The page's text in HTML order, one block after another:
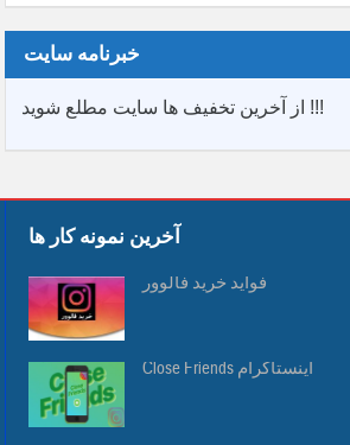
خبرنامه سایت
از آخرین تخفیف ها سایت مطلع شوید !!!
آخرین نمونه کار ها
فواید خرید فالوور
Close Friends اینستاگرام